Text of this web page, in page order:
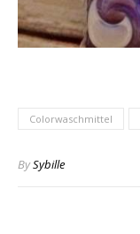
Colorwaschmittel
BySybille